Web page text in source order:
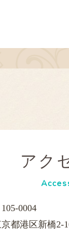
アク
0004
都港区新橋2-